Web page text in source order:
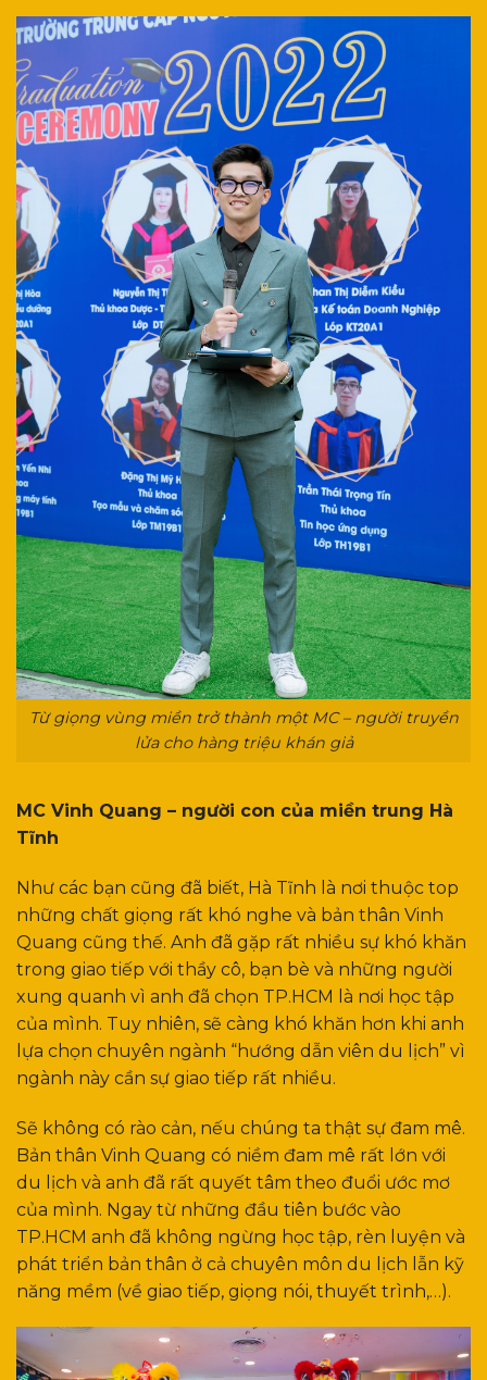
Từ giọng vùng miền trở thành một MC – người truyền
lửa cho hàng triệu khán giả
MC Vinh Quang – người con của miền trung Hà
Tĩnh
Như các bạn cũng đã biết, Hà Tĩnh là nơi thuộc top
những chất giọng rất khó nghe và bản thân Vinh
Quang cũng thế. Anh đã gặp rất nhiều sự khó khăn
trong giao tiếp với thầy cô, bạn bè và những người
xung quanh vì anh đã chọn TP.HCM là nơi học tập
của mình. Tuy nhiên, sẽ càng khó khăn hơn khi anh
lựa chọn chuyên ngành “hướng dẫn viên du lịch” vì
ngành này cần sự giao tiếp rất nhiều.
Sẽ không có rào cản, nếu chúng ta thật sự đam mê.
Bản thân Vinh Quang có niềm đam mê rất lớn với
du lịch và anh đã rất quyết tâm theo đuổi ước mơ
của mình. Ngay từ những đầu tiên bước vào
TP.HCM anh đã không ngừng học tập, rèn luyện và
phát triển bản thân ở cả chuyên môn du lịch lẫn kỹ
năng mềm (về giao tiếp, giọng nói, thuyết trình,…).